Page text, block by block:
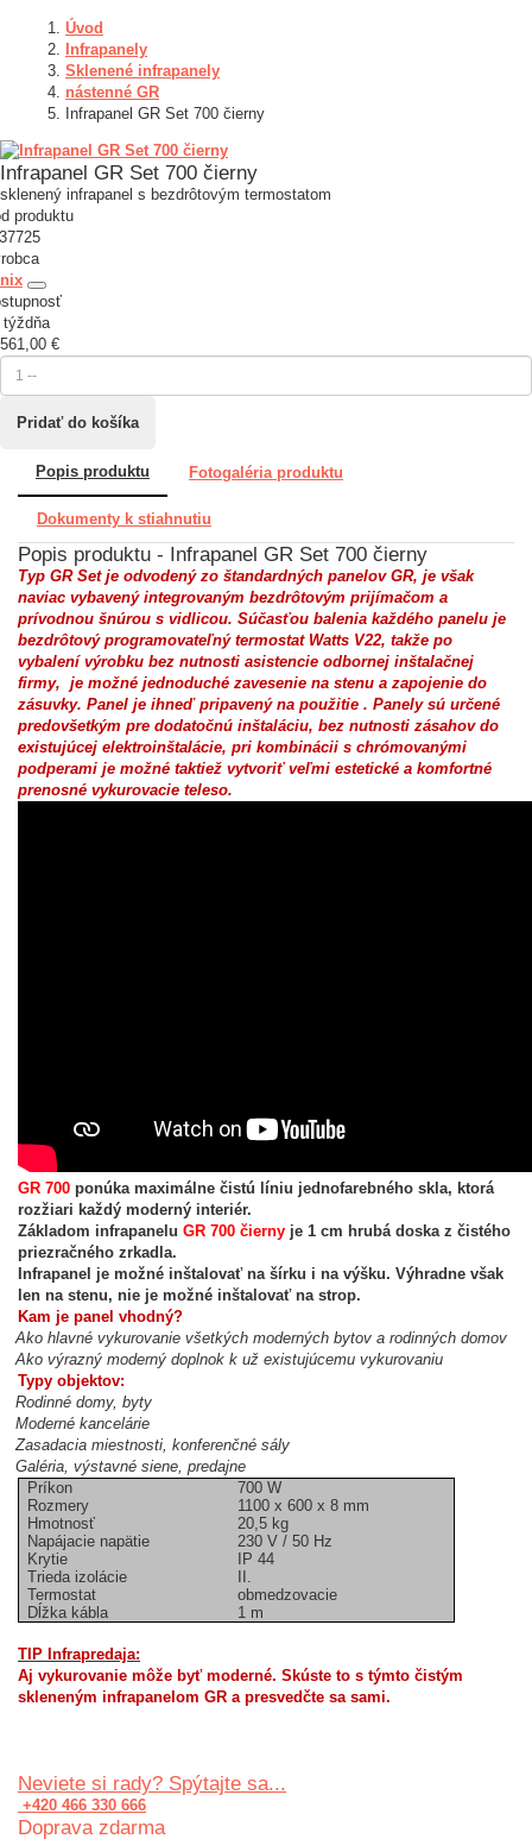
Úvod
Infrapanely
Sklenené infrapanely
nástenné GR
Infrapanel GR Set 700 čierny
Infrapanel GR Set 700 čierny
sklenený infrapanel s bezdrôtovým termostatom
produktu
týždňa
561,00 €
Popis produktu Fotogaléria produktu
Dokumenty k stiahnutiu
Popis produktu - Infrapanel GR Set 700 čierny
Typ GR Set je odvodený zo štandardných panelov GR, je však
naviac vybavený integrovaným bezdrôtovým prijímačom a
prívodnou šnúrou s vidlicou. Súčasťou balenia každého panelu je
bezdrôtový programovateľný termostat Watts V22, takže po
vybalení výrobku bez nutnosti asistencie odbornej inštalačnej
firmy, je možné jednoduché zavesenie na stenu a zapojenie do
zásuvky. Panel je ihneď pripavený na použitie . Panely sú určené
predovšetkým pre dodatočnú inštaláciu, bez nutnosti zásahov do
existujúcej elektroinštalácie, pri kombinácii s chrómovanými
podperami je možné taktiež vytvoriť veľmi estetické a komfortné
prenosné vykurovacie teleso.
GR 700 ponúka maximálne čistú líniu jednofarebného skla, ktorá
rozžiari každý moderný interiér.
Základom infrapanelu GR 700 čierny je 1 cm hrubá doska z čistého
priezračného zrkadla.
Infrapanel je možné inštalovať na šírku i na výšku. Výhradne však
len na stenu, nie je možné inštalovať na strop.
Kam je panel vhodný?
Ako hlavné vykurovanie všetkých moderných bytov a rodinných domov
Ako výrazný moderný doplnok k už existujúcemu vykurovaniu
Typy objektov:
Rodinné domy, byty
Moderné kancelárie
Zasadacia miestnosti, konferenčné sály
Galéria, výstavné siene, predajne
Príkon
700 W
Rozmery
1100 x 600 x 8 mm
Hmotnosť
20,5 kg
Napájacie napätie
230 V / 50 Hz
Krytie
IP 44
Trieda izolácie
II.
Termostat
obmedzovacie
Dĺžka kábla
1 m
TIP Infrapredaja:
Aj vykurovanie môže byť moderné. Skúste to s týmto čistým
skleneným infrapanelom GR a presvedčte sa sami.
Neviete si rady? Spýtajte sa...
+420 466 330 666
Doprava zdarma